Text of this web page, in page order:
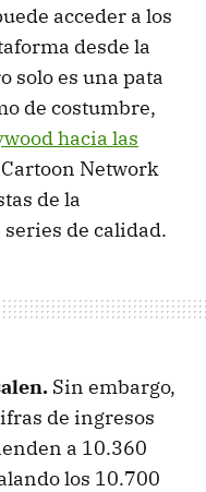
acceder a los
desde la
solo es una pata
de costumbre,
hacia las
Network
de la
de calidad.
Sin embargo,
de ingresos
a 10.360
los 10.700